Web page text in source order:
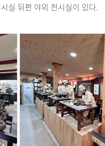
실 뒤편 야외 전시실이 있다.